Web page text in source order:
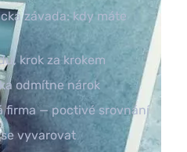
závada: kdy máte
krok za krokem
odmítne nárok
firma — poctivé srovnání
vyvarovat